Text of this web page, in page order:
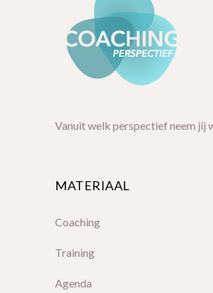
Vanuit welk perspectief neem jij
MATERIAAL
Coaching
Training
Agenda